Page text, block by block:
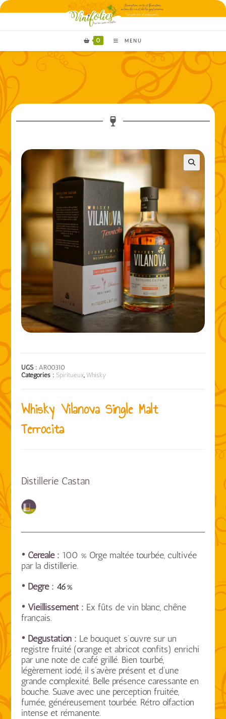
0 MENU
UGS : AR00310
Catégories : Spiritueux, Whisky
Whisky Vilanova Single Malt
Terrocita
Distillerie Castan
• Céréale : 100 % Orge maltée tourbée, cultivée
par la distillerie.
• Degré : 46%
• Vieillissement : Ex fûts de vin blanc, chêne
français.
• Dégustation : Le bouquet s’ouvre sur un
registre fruité (orange et abricot confits) enrichi
par une note de café grillé. Bien tourbé,
légèrement iodé, il s’avère présent et d’une
grande complexité. Belle présence caressante en
bouche. Suave avec une perception fruitée,
fumée, généreusement tourbée. Rétro olfaction
intense et rémanente.